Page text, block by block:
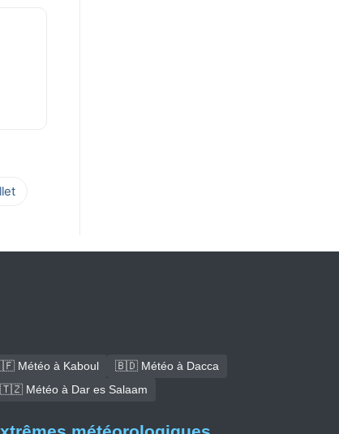
Météo à Kaboul
🇧🇩 Météo à Dacca
🇹🇿 Météo à Dar es Salaam